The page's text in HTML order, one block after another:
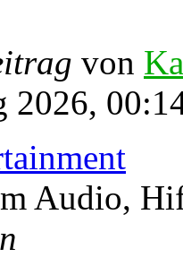
von
2026,
Audio,